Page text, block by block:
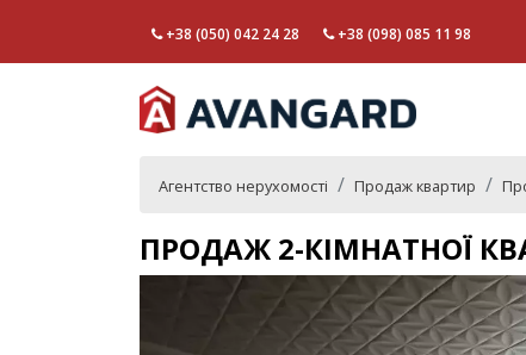
+38 (050) 042 24 28 +38 (098) 085 11 98
Агентство нерухомості Продаж квартир
ПРОДАЖ 2-КІМНАТНОЇ